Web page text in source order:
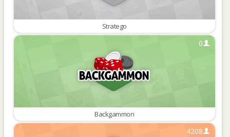
Stratego
0
Backgammon
4208